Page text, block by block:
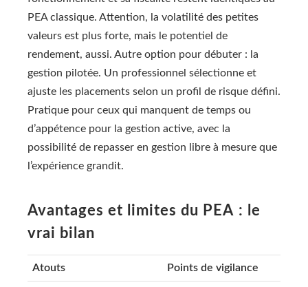
PEA classique. Attention, la volatilité des petites
valeurs est plus forte, mais le potentiel de
rendement, aussi. Autre option pour débuter : la
gestion pilotée. Un professionnel sélectionne et
ajuste les placements selon un profil de risque défini.
Pratique pour ceux qui manquent de temps ou
d’appétence pour la gestion active, avec la
possibilité de repasser en gestion libre à mesure que
l’expérience grandit.
Avantages et limites du PEA : le
vrai bilan
Atouts Points de vigilance